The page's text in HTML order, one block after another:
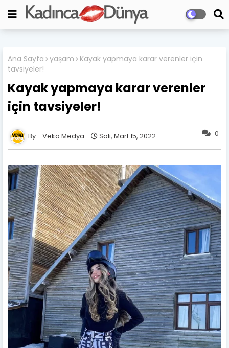
Ana Sayfa yaşam
Kayak yapmaya karar verenler için
tavsiyeler!
Kayak yapmaya karar verenler
için tavsiyeler!
0
Veka Medya Salı, Mart 15, 2022